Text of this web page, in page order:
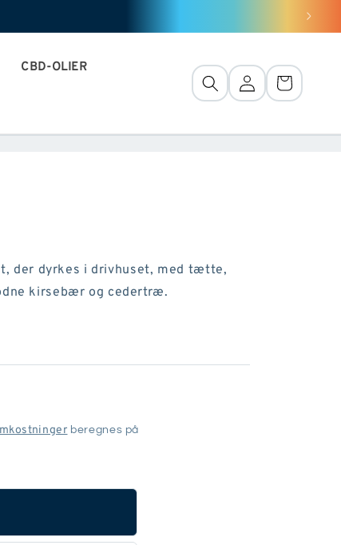
CBD-OLIER
ForbindelseKurv
der dyrkes i drivhuset, med tætte,
kirsebær og cedertræ.
beregnes på